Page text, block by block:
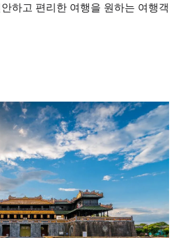
하고 편리한 여행을 원하는 여행객